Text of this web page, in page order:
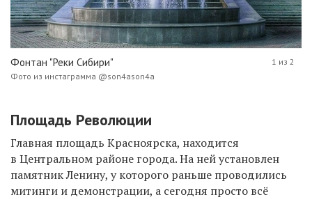
Фонтан "Реки Сибири"
Фото из инстаграмма @son4ason4a
1 из 2
Площадь Революции
Главная площадь Красноярска, находится
в Центральном районе города. На ней установлен
памятник Ленину, у которого раньше проводились
митинги и демонстрации, а сегодня просто всё